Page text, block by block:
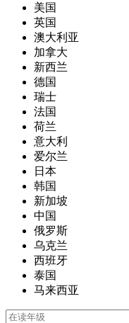
美国
英国
澳大利亚
加拿大
新西兰
德国
瑞士
法国
荷兰
意大利
爱尔兰
日本
韩国
新加坡
中国
俄罗斯
乌克兰
西班牙
泰国
马来西亚